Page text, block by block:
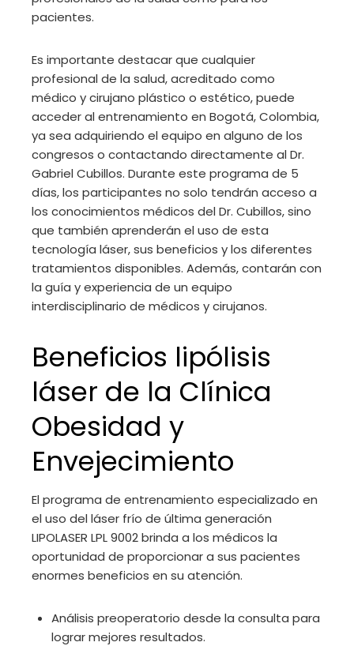
pacientes.
Es importante destacar que cualquier
profesional de la salud, acreditado como
médico y cirujano plástico o estético, puede
acceder al entrenamiento en Bogotá, Colombia,
ya sea adquiriendo el equipo en alguno de los
congresos o contactando directamente al Dr.
Gabriel Cubillos. Durante este programa de 5
días, los participantes no solo tendrán acceso a
los conocimientos médicos del Dr. Cubillos, sino
que también aprenderán el uso de esta
tecnología láser, sus beneficios y los diferentes
tratamientos disponibles. Además, contarán con
la guía y experiencia de un equipo
interdisciplinario de médicos y cirujanos.
Beneficios lipólisis
láser de la Clínica
Obesidad y
Envejecimiento
El programa de entrenamiento especializado en
el uso del láser frío de última generación
LIPOLASER LPL 9002 brinda a los médicos la
oportunidad de proporcionar a sus pacientes
enormes beneficios en su atención.
Análisis preoperatorio desde la consulta para
lograr mejores resultados.